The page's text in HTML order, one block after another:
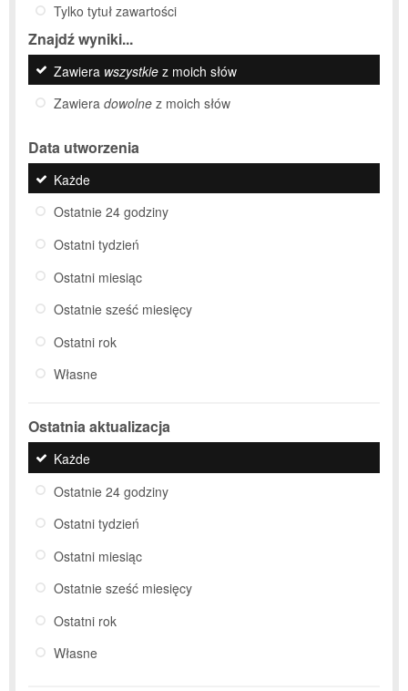
Tylko tytuł zawartości
Znajdź wyniki...
Zawiera wszystkie z moich słów
Zawiera dowolne z moich słów
Data utworzenia
Każde
Ostatnie 24 godziny
Ostatni tydzień
Ostatni miesiąc
Ostatnie sześć miesięcy
Ostatni rok
Własne
Ostatnia aktualizacja
Każde
Ostatnie 24 godziny
Ostatni tydzień
Ostatni miesiąc
Ostatnie sześć miesięcy
Ostatni rok
Własne